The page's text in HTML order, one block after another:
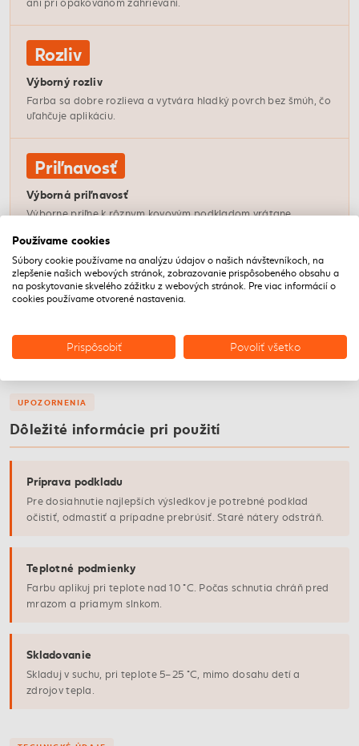
Rozliv
Výborný rozliv
Farba sa dobre rozlieva a vytvára hladký povrch bez šmúh, čo
uľahčuje aplikáciu.
Priľnavosť
Výborná priľnavosť
Výborne priľne k rôznym kovovým podkladom vrátane
Dekor
Atraktívny vzhľad
miesta v interiéri.
UPOZORNENIA
Dôležité informácie pri použití
Príprava podkladu
Pre dosiahnutie najlepších výsledkov je potrebné podklad
očistiť, odmastiť a prípadne prebrúsiť. Staré nátery odstráň.
Teplotné podmienky
Farbu aplikuj pri teplote nad 10 °C. Počas schnutia chráň pred
mrazom a priamym slnkom.
Skladovanie
Skladuj v suchu, pri teplote 5–25 °C, mimo dosahu detí a
zdrojov tepla.
Používame cookies
Súbory cookie používame na analýzu údajov o našich návštevníkoch, na
zlepšenie našich webových stránok, zobrazovanie prispôsobeného obsahu a
na poskytovanie skvelého zážitku z webových stránok. Pre viac informácií o
cookies používame otvorené nastavenia.
Prispôsobiť Povoliť všetko